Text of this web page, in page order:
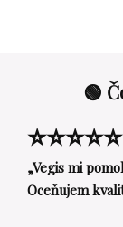
🟢
⭐⭐⭐⭐⭐
„Vegis mi
Oceňujem